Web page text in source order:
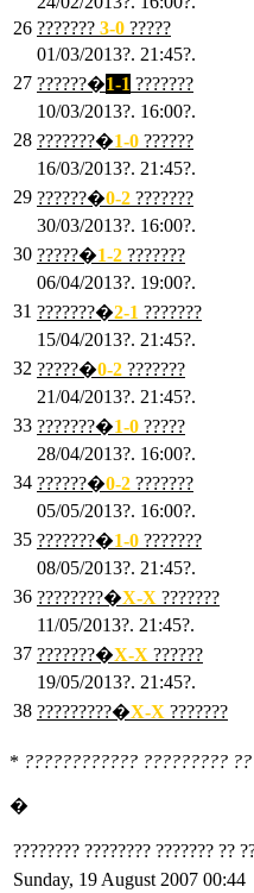
26 ??????? 3-0 ?????
01/03/2013?. 21:45?.
27 ??????�1-1 ???????
10/03/2013?. 16:00?.
28 ???????�1-0 ??????
16/03/2013?. 21:45?.
29 ??????�0-2 ???????
30/03/2013?. 16:00?.
30 ?????�1-2 ???????
06/04/2013?. 19:00?.
31 ???????�2-1 ???????
15/04/2013?. 21:45?.
32 ?????�0-2 ???????
21/04/2013?. 21:45?.
33 ???????�1-0 ?????
28/04/2013?. 16:00?.
34 ??????�0-2 ???????
05/05/2013?. 16:00?.
35 ???????�1-0 ???????
08/05/2013?. 21:45?.
36 ????????�X-X ???????
11/05/2013?. 21:45?.
37 ???????�X-X ??????
19/05/2013?. 21:45?.
38 ?????????�X-X ???????
* ???????????? ?????????
�
???????? ???????? ??????? ??
Sunday, 19 August 2007 00:44